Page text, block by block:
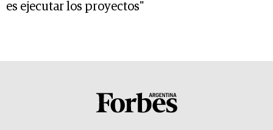
es ejecutar los proyectos"